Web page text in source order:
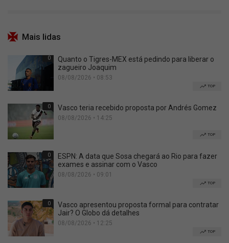
Mais lidas
0
Quanto o Tigres-MEX está pedindo para liberar o
zagueiro Joaquim
08/08/2026 • 08:53
TOP
0 Vasco teria recebido proposta por Andrés Gomez
08/08/2026 • 14:25
TOP
0
ESPN: A data que Sosa chegará ao Rio para fazer
exames e assinar com o Vasco
08/08/2026 • 09:01
TOP
0
Vasco apresentou proposta formal para contratar
Jair? O Globo dá detalhes
08/08/2026 • 12:25
TOP